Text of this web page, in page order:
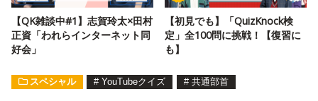
【QK雑談中#1】志賀玲太×田村
正資「われらインターネット同
好会」
【初見でも】「QuizKnock検
定」全100問に挑戦！【復習に
も】
スペシャル # YouTubeクイズ # 共通部首